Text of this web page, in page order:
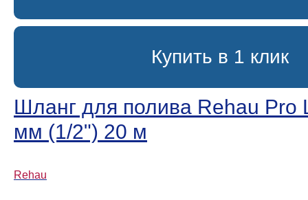
Купить в 1 клик
Шланг для полива Rehau Pro
мм (1/2ʺ) 20 м
Rehau